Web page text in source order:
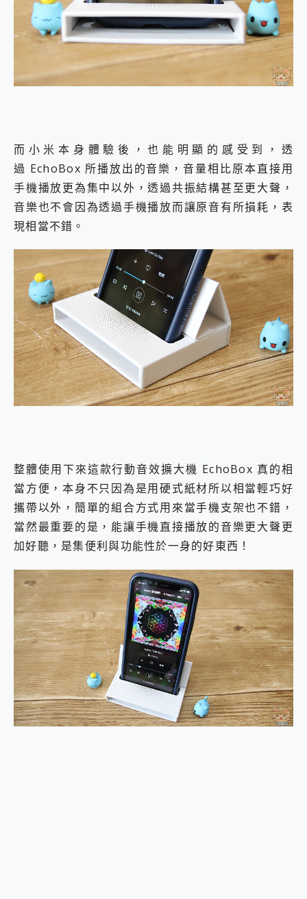
而小米本身體驗後，也能明顯的感受到，透
過 EchoBox 所播放出的音樂，音量相比原本直接用
手機播放更為集中以外，透過共振結構甚至更大聲，
音樂也不會因為透過手機播放而讓原音有所損耗，表
現相當不錯。
整體使用下來這款行動音效擴大機 EchoBox 真的相
當方便，本身不只因為是用硬式紙材所以相當輕巧好
攜帶以外，簡單的組合方式用來當手機支架也不錯，
當然最重要的是，能讓手機直接播放的音樂更大聲更
加好聽，是集便利與功能性於一身的好東西！